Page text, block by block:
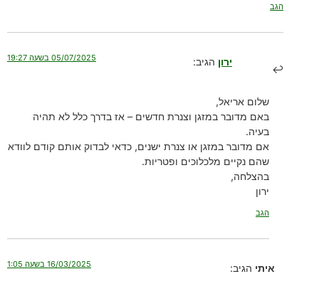
הגב
ירון הגיב: 05/07/2025 בשעה 19:27
שלום אריאל,
באם מדובר במזגן וצנרת חדשים – אז בדרך כלל לא תהיה
בעיה.
אם מדובר במזגן או צנרת ישנים, כדאי לבדוק אותם קודם לוודא
שהם נקיים מלכלוכים ופטריות.
בהצלחה,
ירון
הגב
איתי הגיב: 16/03/2025 בשעה 1:05